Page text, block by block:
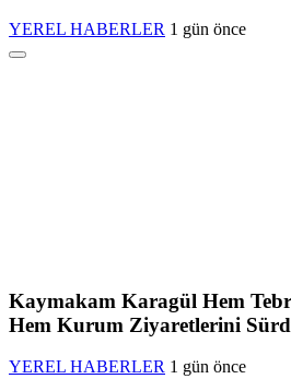
YEREL HABERLER 1 gün önce
Kaymakam Karagül Hem
Hem Kurum Ziyaretlerini
YEREL HABERLER 1 gün önce